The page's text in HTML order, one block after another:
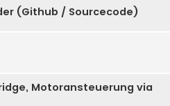
(Github / Sourcecode)
Motoransteuerung via